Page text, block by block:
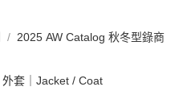
2025 AW Catalog 秋冬型錄商
套｜Jacket / Coat